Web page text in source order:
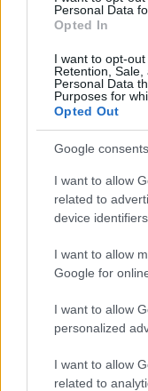
Personal Data
Opted In
I want to opt-out
Retention,
Personal Data
Purposes for
Opted Out
Google consents
I want to allow
related to
device
I want to allow
Google for
I want to allow
personalized
I want to allow
related to
60 éves a
szinhazhu•2009. április
A három
idén ünnepli
Honvéd Együttes
átalakulása
szervezeti
- a Honvéd
- megőrizve a…